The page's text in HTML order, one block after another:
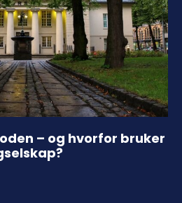
– og hvorfor bruker